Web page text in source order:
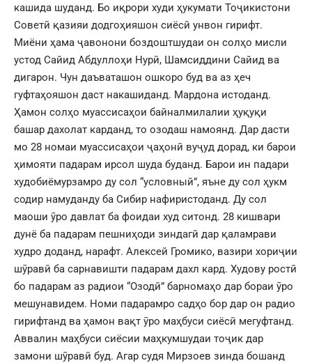
кашида шуданд. Бо иқрори худи ҳукумати Тоҷикистони
Советӣ қазияи додгоҳияшон сиёсӣ унвон гирифт.
Миёни ҳама ҷавонони боздоштшудаи он солҳо мисли
устод Сайид Абдуллоҳи Нурӣ, Шамсиддини Сайид ва
дигарон. Чун даъваташон ошкоро буд ва аз ҳеч
гуфтаҳояшон даст накашиданд. Мардона истоданд.
Ҳамон солҳо муассисаҳои байналмилалии ҳуқуқи
башар дахолат карданд, то озодаш намоянд. Дар дасти
мо 28 номаи муассисаҳои ҷаҳонӣ вуҷуд дорад, ки барои
ҳимояти падарам ирсол шуда буданд. Барои ин падари
худобиёмурзамро ду сол “условный”, яъне ду сол ҳукм
содир намуданду ба Сибир нафиристоданд. Ду сол
маоши ӯро давлат ба фоидаи худ ситонд. 28 кишвари
дунё ба падарам пешниҳоди зиндагӣ дар қаламрави
худро доданд, нарафт. Алексей Громико, вазири хориҷии
шӯравӣ ба сарнавишти падарам дахл кард. Худову ростӣ
бо падарам аз радиои “Озодӣ” барномаҳо дар бораи ӯро
мешунавидем. Номи падарамро садҳо бор дар он радио
гирифтанд ва ҳамон вақт ӯро маҳбуси сиёсӣ мегуфтанд.
Аввалин маҳбуси сиёсии маҳкумшудаи тоҷик дар
замони шӯравӣ буд. Агар судя Мирзоев зинда бошанд